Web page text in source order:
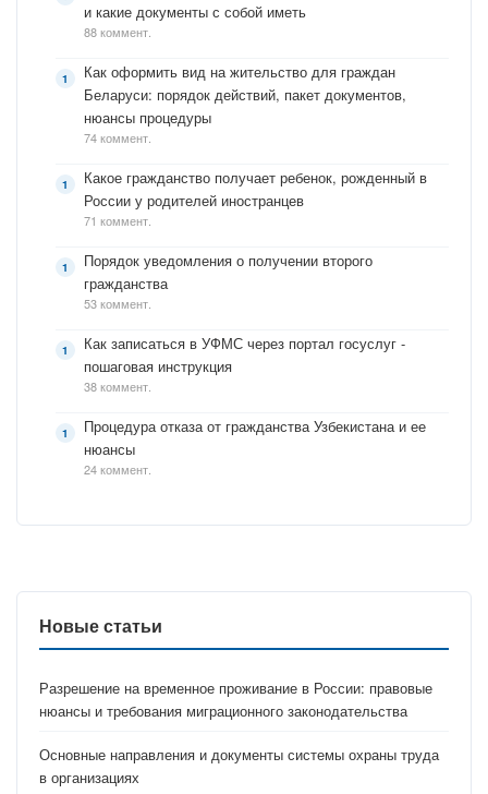
и какие документы с собой иметь
88 коммент.
Как оформить вид на жительство для граждан
Беларуси: порядок действий, пакет документов,
нюансы процедуры
74 коммент.
Какое гражданство получает ребенок, рожденный в
России у родителей иностранцев
71 коммент.
Порядок уведомления о получении второго
гражданства
53 коммент.
Как записаться в УФМС через портал госуслуг -
пошаговая инструкция
38 коммент.
Процедура отказа от гражданства Узбекистана и ее
нюансы
24 коммент.
Новые статьи
Разрешение на временное проживание в России: правовые
нюансы и требования миграционного законодательства
Основные направления и документы системы охраны труда
в организациях